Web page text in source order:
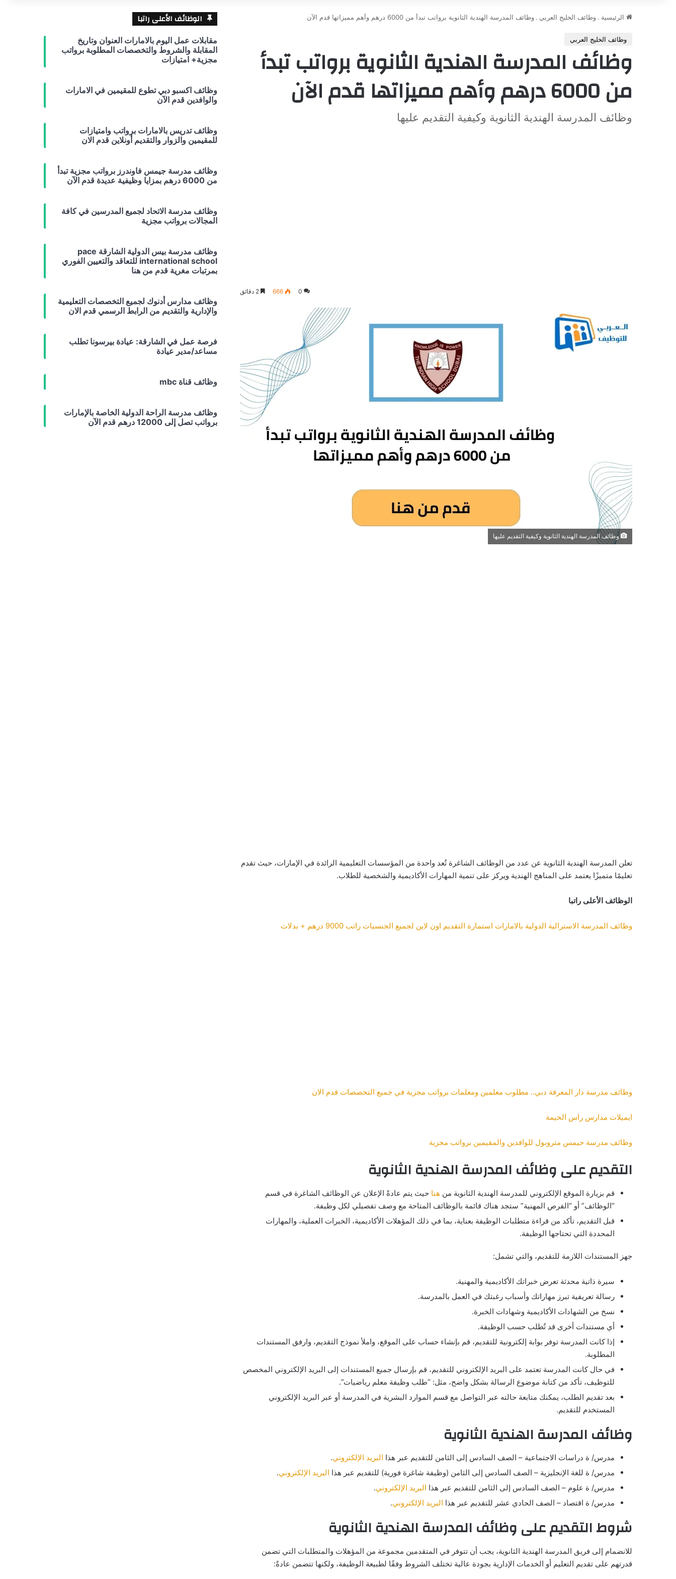
الرئيسية . وظائف الخليج العربي . وظائف المدرسة الهندية الثانوية برواتب تبدأ من 6000 درهم وأهم مميزاتها قدم الآن
وظائف الخليج العربي
وظائف المدرسة الهندية الثانوية برواتب تبدأ
من 6000 درهم وأهم مميزاتها قدم الآن
وظائف المدرسة الهندية الثانوية وكيفية التقديم عليها
0
666
وظائف المدرسة الهندية الثانوية وكيفية التقديم عليها
تعلن المدرسة الهندية الثانوية عن عدد من الوظائف الشاغرة تُعد واحدة من المؤسسات التعليمية الرائدة في الإمارات، حيث تقدم
تعليمًا متميزًا يعتمد على المناهج الهندية ويركز على تنمية المهارات الأكاديمية والشخصية للطلاب.
الوظائف الأعلى راتبا
وظائف المدرسة الاسترالية الدولية بالامارات استمارة التقديم اون لاين لجميع الجنسيات راتب 9000 درهم + بدلات
وظائف مدرسة دار المعرفة دبي.. مطلوب معلمين ومعلمات برواتب مجزية في جميع التخصصات قدم الان
ايميلات مدارس راس الخيمة
وظائف مدرسة جيمس متروبول للوافدين والمقيمين برواتب مجزية
التقديم على وظائف المدرسة الهندية الثانوية
قم بزيارة الموقع الإلكتروني للمدرسة الهندية الثانوية من هنا حيث يتم عادةً الإعلان عن الوظائف الشاغرة في قسم
“الوظائف” أو “الفرص المهنية” ستجد هناك قائمة بالوظائف المتاحة مع وصف تفصيلي لكل وظيفة.
قبل التقديم، تأكد من قراءة متطلبات الوظيفة بعناية، بما في ذلك المؤهلات الأكاديمية، الخبرات العملية، والمهارات
المحددة التي تحتاجها الوظيفة.
جهز المستندات اللازمة للتقديم، والتي تشمل:
سيرة ذاتية محدثة تعرض خبراتك الأكاديمية والمهنية.
رسالة تعريفية تبرز مهاراتك وأسباب رغبتك في العمل بالمدرسة.
نسخ من الشهادات الأكاديمية وشهادات الخبرة.
أي مستندات أخرى قد تُطلب حسب الوظيفة.
إذا كانت المدرسة توفر بوابة إلكترونية للتقديم، قم بإنشاء حساب على الموقع، واملأ نموذج التقديم، وارفق المستندات
المطلوبة.
في حال كانت المدرسة تعتمد على البريد الإلكتروني للتقديم، قم بإرسال جميع المستندات إلى البريد الإلكتروني المخصص
للتوظيف، تأكد من كتابة موضوع الرسالة بشكل واضح، مثل: “طلب وظيفة معلم رياضيات”.
بعد تقديم الطلب، يمكنك متابعة حالته عبر التواصل مع قسم الموارد البشرية في المدرسة أو عبر البريد الإلكتروني
المستخدم للتقديم.
وظائف المدرسة الهندية الثانوية
مدرس/ ة دراسات الاجتماعية – الصف السادس إلى الثامن للتقديم عبر هذا البريد الإلكتروني.
مدرس/ ة للغة الإنجليزية – الصف السادس إلى الثامن (وظيفة شاغرة فورية) للتقديم عبر هذا البريد الإلكتروني.
مدرس/ ة علوم – الصف السادس إلى الثامن للتقديم عبر هذا البريد الإلكتروني.
مدرس/ ة اقتصاد – الصف الحادي عشر للتقديم عبر هذا البريد الإلكتروني.
شروط التقديم على وظائف المدرسة الهندية الثانوية
للانضمام إلى فريق المدرسة الهندية الثانوية، يجب أن تتوفر في المتقدمين مجموعة من المؤهلات والمتطلبات التي تضمن
قدرتهم على تقديم التعليم أو الخدمات الإدارية بجودة عالية تختلف الشروط وفقًا لطبيعة الوظيفة، ولكنها تتضمن عادةً:
الوظائف الأعلى راتبا
مقابلات عمل اليوم بالامارات العنوان وتاريخ
المقابلة والشروط والتخصصات المطلوبة برواتب
مجزية+ امتيازات
وظائف اكسبو دبي تطوع للمقيمين في الامارات
والوافدين قدم الآن
وظائف تدريس بالامارات برواتب وامتيازات
للمقيمين والزوار والتقديم أونلاين قدم الان
وظائف مدرسة جيمس فاوندرز برواتب مجزية تبدأ
من 6000 درهم بمزايا وظيفية عديدة قدم الآن
وظائف مدرسة الاتحاد لجميع المدرسين في كافة
المجالات برواتب مجزية
وظائف مدرسة بيس الدولية الشارقة pace
international school للتعاقد والتعيين الفوري
بمرتبات مغرية قدم من هنا
وظائف مدارس أدنوك لجميع التخصصات التعليمية
والإدارية والتقديم من الرابط الرسمي قدم الان
فرصة عمل في الشارقة: عيادة بيرسونا تطلب
مساعد/مدير عيادة
وظائف قناة mbc
وظائف مدرسة الراحة الدولية الخاصة بالإمارات
برواتب تصل إلى 12000 درهم قدم الآن